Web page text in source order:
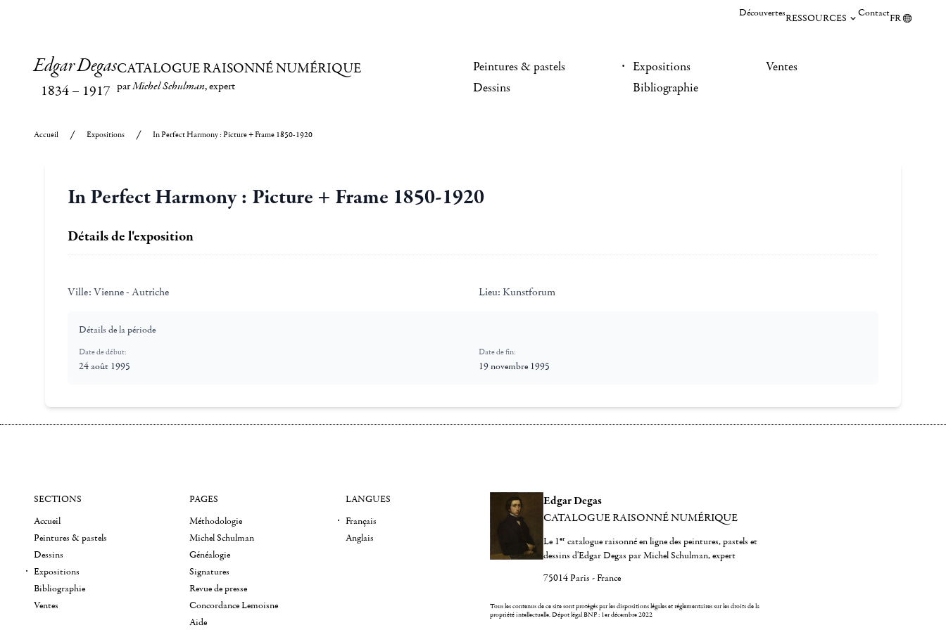
DécouvertesRESSOURCES ContactFR
Edgar Degas
1834– 1917
CATALOGUE RAISONNÉ NUMÉRIQUE
parMichel Schulman, expert
Peintures & pastels
Dessins
Expositions
Bibliographie
Ventes
Accueil Expositions In Perfect Harmony : Picture + Frame 1850-1920
In Perfect Harmony : Picture + Frame 1850-1920
Détails de l'exposition
Ville: Vienne - Autriche Lieu: Kunstforum
Détails de la période
Date de début:
24 août 1995
Date de fin:
19 novembre 1995
Edgar Degas
CATALOGUE RAISONNÉ NUMÉRIQUE
Le 1er catalogue raisonné en ligne des peintures, pastels et
dessins d'Edgar Degas par Michel Schulman, expert
75014 Paris - France
Tous les contenus de ce site sont protégés par les dispositions légales et réglementaires sur les droits de la
propriété intellectuelle.Dépot légal BNF : 1er décembre 2022
SECTIONS
Accueil
Peintures & pastels
Dessins
Expositions
Bibliographie
Ventes
PAGES
Méthodologie
Michel Schulman
Généalogie
Signatures
Revue de presse
Concordance Lemoisne
Aide
LANGUES
Français
Anglais